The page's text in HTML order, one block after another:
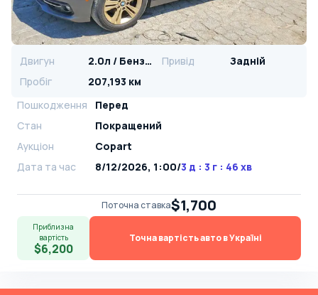
Двигун 2.0л / Бензин Привід
Задній
Пробіг
207,193 км
Пошкодження
Перед
Стан
Покращений
Аукціон
Copart
Дата та час
8/12/2026, 1:00/3 д : 3 г : 46 хв
Поточна ставка$1,700
Приблизна
вартість
$6,200
Точна вартість авто в Україні